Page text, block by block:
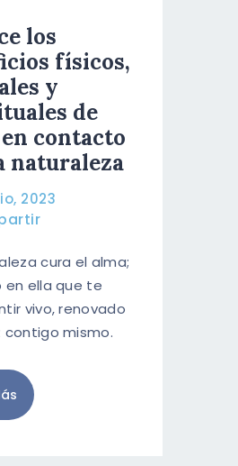
los
físicos,
y
de
contacto
naturaleza
2023
cura el alma;
en ella que te
vivo, renovado
contigo mismo.